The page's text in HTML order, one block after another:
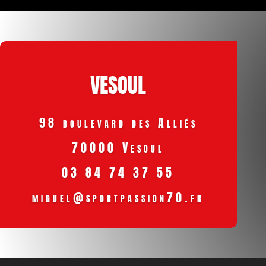
VESOUL
98 boulevard des Alliés
70000 Vesoul
03 84 74 37 55
miguel@sportpassion70.fr